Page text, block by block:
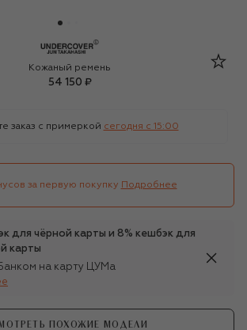
Undercover
Кожаный ремень
54 150 ₽
заказ с примеркой сегодня c 15:00
за первую покупку Подробнее
для чёрной карты и 8% кешбэк для
карты
на карту ЦУМа
ПОХОЖИЕ МОДЕЛИ